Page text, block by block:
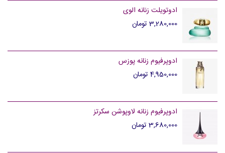
ادوتویلت زنانه الوی
3,280,000 تومان
ادوپرفیوم زنانه پوزس
4,950,000 تومان
ادوپرفیوم زنانه لاوپوشن سکرتز
3,680,000 تومان